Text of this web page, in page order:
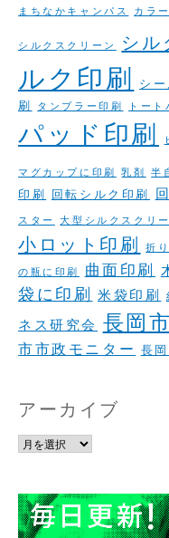
まちなかキャンパス カラ
シルクスクリーン シル
ルク印刷
シ
刷
タンブラー印刷 トート
パッド印刷
マグカップに印刷 乳剤 半
印刷 回転シルク印刷
スター
大型シルクスクリ
小ロット印刷
折
の瓶に印刷
曲面印刷
袋に印刷 米袋印刷
ネス研究会 長岡市
市市政モニター 長
アーカイブ
ア
カ
イ